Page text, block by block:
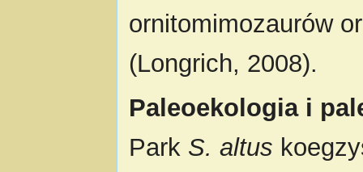
ornitomimozaurów
(Longrich, 2008).
Paleoekologia i
Park S. altus